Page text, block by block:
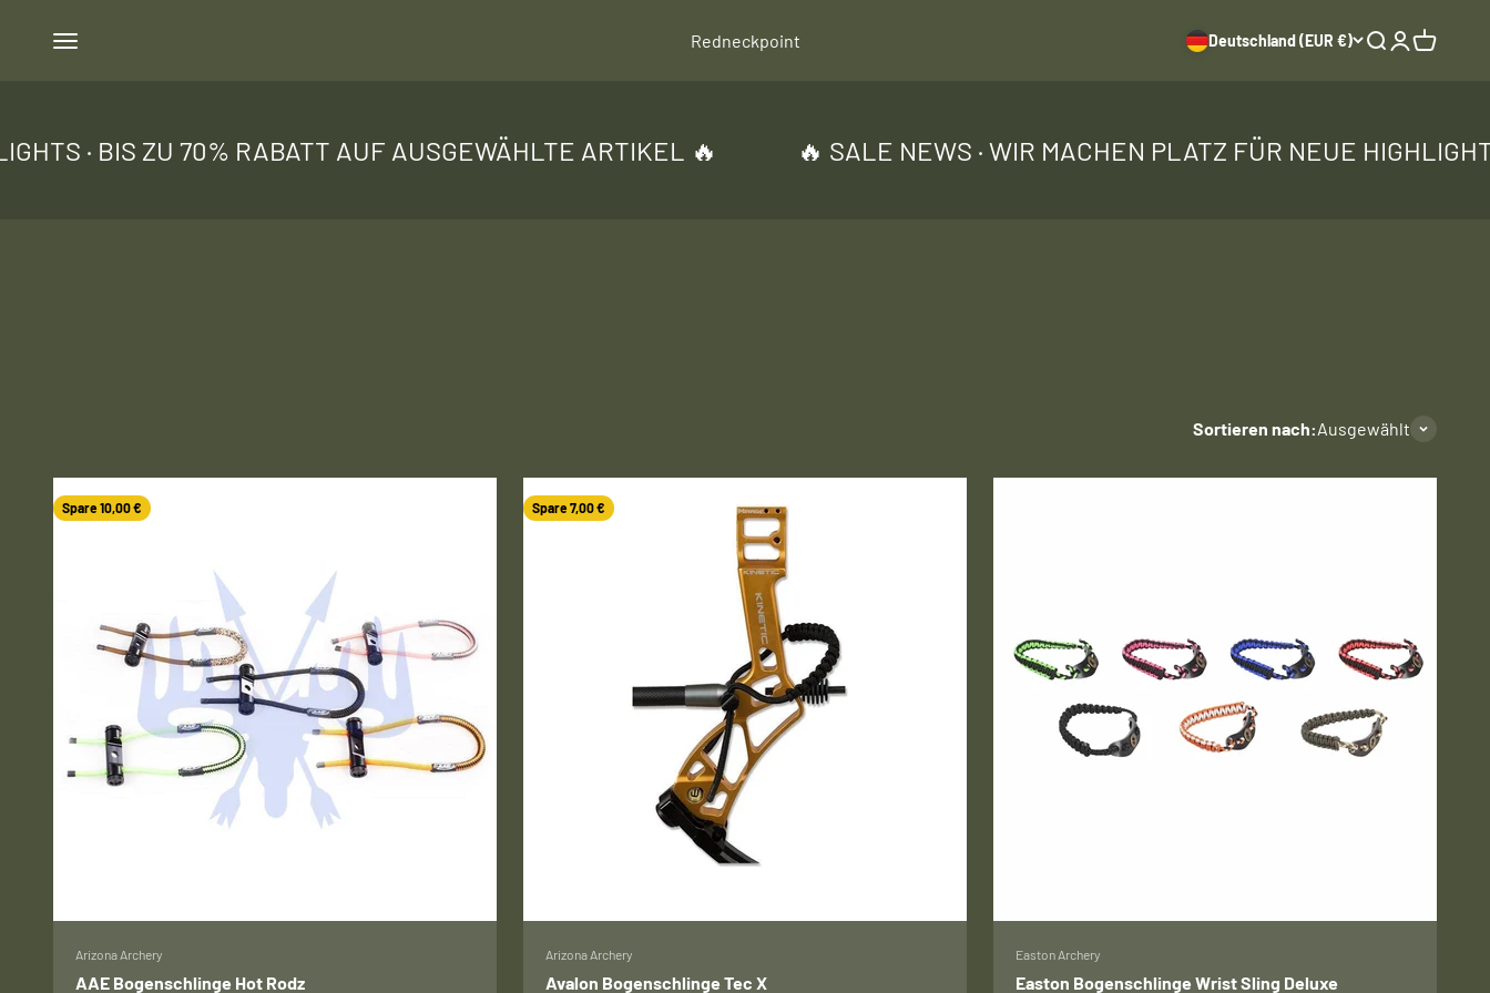
Menü
Redneckpoint Deutschland (EUR €) SucheAnmelden
70% RABATT AUF AUSGEWÄHLTE ARTIKEL 🔥 🔥 SALE NEWS · WIR MACHEN PLATZ FÜR NEUE HIGHLIGHTS · BIS
Sortieren nach:Ausgewählt
Spare 10,00 €
Arizona Archery
AAE Bogenschlinge Hot Rodz
Spare 7,00 €
Arizona Archery
Avalon Bogenschlinge Tec X
Easton Archery
Easton Bogenschlinge Wrist Sling Deluxe